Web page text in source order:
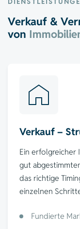
Verkauf &
von
Verkauf –
Ein erfolgreicher
gut
das richtige
einzelnen
Fundierte